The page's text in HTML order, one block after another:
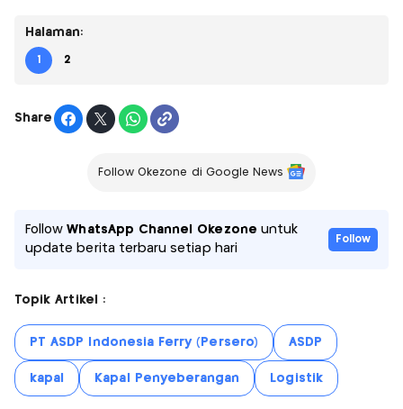
Halaman:
1 2
Share
Follow Okezone di Google News
FollowWhatsApp Channel Okezone untuk
update berita terbaru setiap hari
Follow
Topik Artikel :
PT ASDP Indonesia Ferry (Persero) ASDP
kapal Kapal Penyeberangan Logistik